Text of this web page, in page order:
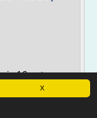
X
16 est
Paris Ile de